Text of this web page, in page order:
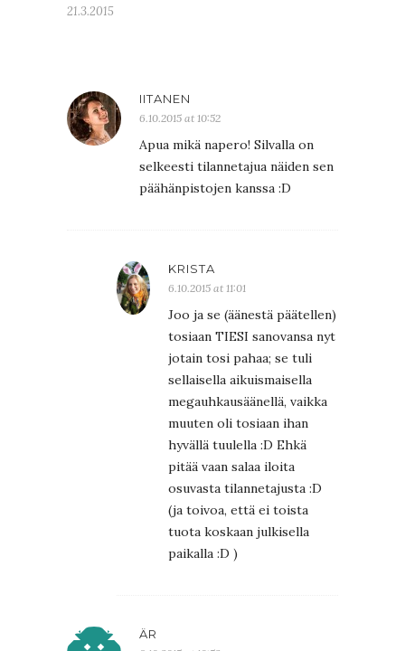
21.3.2015
IITANEN
6.10.2015 at 10:52
Apua mikä napero! Silvalla on
selkeesti tilannetajua näiden sen
päähänpistojen kanssa :D
KRISTA
6.10.2015 at 11:01
Joo ja se (äänestä päätellen)
tosiaan TIESI sanovansa nyt
jotain tosi pahaa; se tuli
sellaisella aikuismaisella
megauhkausäänellä, vaikka
muuten oli tosiaan ihan
hyvällä tuulella :D Ehkä
pitää vaan salaa iloita
osuvasta tilannetajusta :D
(ja toivoa, että ei toista
tuota koskaan julkisella
paikalla :D )
ÄR